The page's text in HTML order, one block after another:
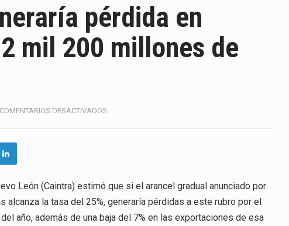
America (CPA) solicitó al gobierno de Estados Unidos mantener
en México se considera totalmente preparada para la…
a empresas IMMEX rara vez nacen de una interpretación
concentra más de la mitad de las quejas bajo el Mecanismo…
registró un aumento de 1.1% interanual en mayo de…
anunciará un arancel del 15 % sobre los productos fabricados…
de Estados Unidos (USDA) suspendió el 5 de agosto de 2026…
pérdida en
mil 200 millones de
COMENTARIOS DESACTIVADOS
EN
EXPORTACIONES
POR
2
León (Caintra) estimó que si el arancel gradual anunciado por
la tasa del 25%, generaría pérdidas a este rubro por el
año, además de una baja del 7% en las exportaciones de esa